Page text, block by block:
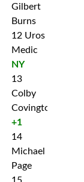
Gilbert
Burns
12 Uros
Medic
NY
13
Colby
Covington
+1
14
Michael
Page